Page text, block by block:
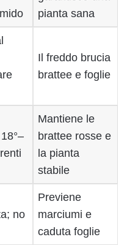
pianta sana
Il freddo brucia
brattee e foglie
Mantiene le
brattee rosse e
la pianta
stabile
no
Previene
marciumi e
caduta foglie